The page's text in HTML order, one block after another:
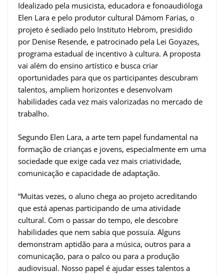
Idealizado pela musicista, educadora e fonoaudióloga
Elen Lara e pelo produtor cultural Dámom Farias, o
projeto é sediado pelo Instituto Hebrom, presidido
por Denise Resende, e patrocinado pela Lei Goyazes,
programa estadual de incentivo à cultura. A proposta
vai além do ensino artístico e busca criar
oportunidades para que os participantes descubram
talentos, ampliem horizontes e desenvolvam
habilidades cada vez mais valorizadas no mercado de
trabalho.
Segundo Elen Lara, a arte tem papel fundamental na
formação de crianças e jovens, especialmente em uma
sociedade que exige cada vez mais criatividade,
comunicação e capacidade de adaptação.
“Muitas vezes, o aluno chega ao projeto acreditando
que está apenas participando de uma atividade
cultural. Com o passar do tempo, ele descobre
habilidades que nem sabia que possuía. Alguns
demonstram aptidão para a música, outros para a
comunicação, para o palco ou para a produção
audiovisual. Nosso papel é ajudar esses talentos a